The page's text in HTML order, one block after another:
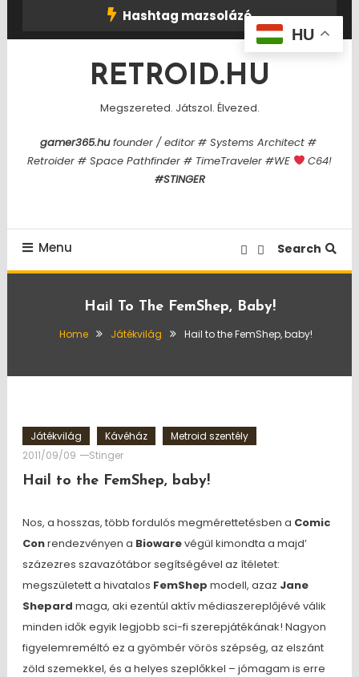
Hashtag mazsolázó
RETROID.HU
Megszereted. Játszol. Élvezed.
gamer365.hufounder / editor # Systems Architect #
Retroider # Space Pathfinder # TimeTraveler #WE
C64!
#STINGER
Menu Search
Hail To The FemShep, Baby!
Home Játékvilág Hail to the FemShep, baby!
Játékvilág Kávéház
Metroid szentély
2011/09/09
Stinger
Hail to the FemShep, baby!
Nos, a hosszas, több fordulós megmérettetésben a Comic
Conrendezvényen a Biowarevégül kimondta a majd’
százezres szavazótábor segítségével az ítéletet:
megszületett a hivatalos FemShep modell, azaz Jane
Shepard maga, aki ezentúl aktív médiaszereplőjévé válik
minden idők egyik legjobb sci-fi szerepjátékának! Nagyon
figyelemreméltó ez a gyömbér vörös szépség, az elszánt
zöld szemekkel, és a helyes szeplőkkel – jómagam is erre
HU